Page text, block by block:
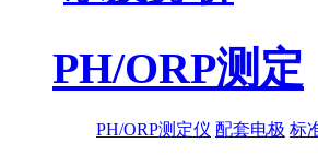
PH/ORP测定
PH/ORP测定仪 配套电极 标